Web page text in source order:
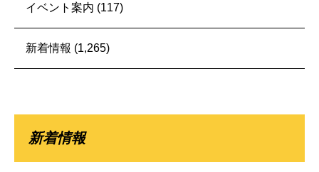
イベント案内 (117)
新着情報 (1,265)
新着情報